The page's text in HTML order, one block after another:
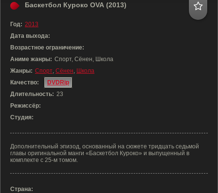
Баскетбол Куроко OVA (2013)
Год: 2013
Дата выхода:
Возрастное ограничение:
Аниме жанры: Спорт, Сёнен, Школа
Жанры: Спорт, Сёнен, Школа
Качество:
DVDRip
Длительность: 23
Режиссёр:
Студия:
Дополнительный эпизод, основанный на сюжете тридцать седьмой
главы оригинальной манги «Баскетбол Куроко» и выпущенный в
комплекте с 25-м томом.
Страна: